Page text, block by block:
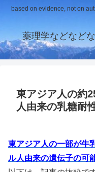
based on evidence, not on
薬理学などなど
東アジア人の約
人由来の乳糖耐
東アジア人の一部が牛
ル人由来の遺伝子の可